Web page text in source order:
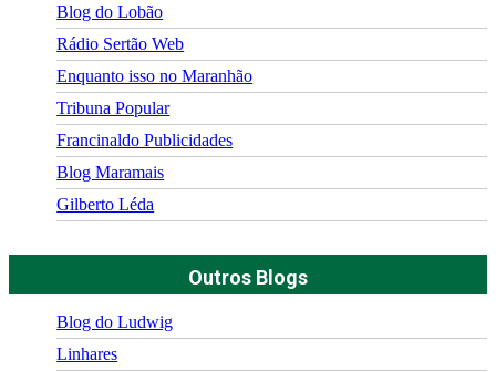
Blog do Lobão
Rádio Sertão Web
Enquanto isso no Maranhão
Tribuna Popular
Francinaldo Publicidades
Blog Maramais
Gilberto Léda
Outros Blogs
Blog do Ludwig
Linhares